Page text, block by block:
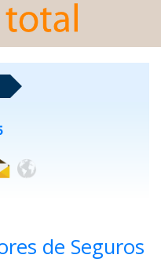
de Seguros